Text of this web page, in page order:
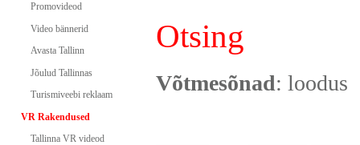
Promovideod
Video bännerid
Avasta Tallinn
Jõulud Tallinnas
Turismiveebi reklaam
VR Rakendused
Tallinna VR videod
Otsing
Võtmesõnad: loodus